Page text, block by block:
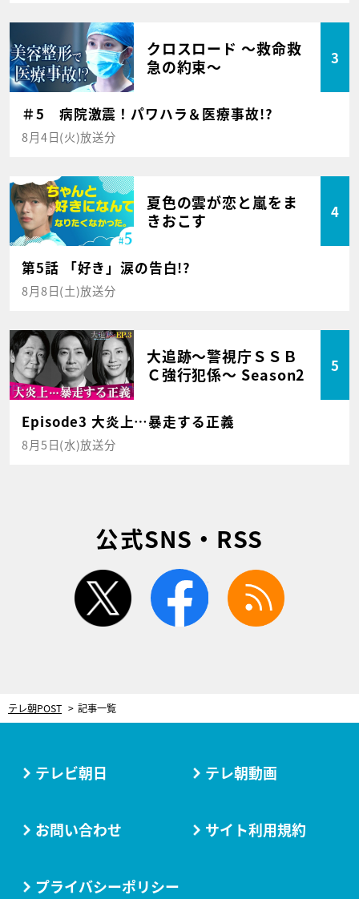
クロスロード ～救命救
急の約束～
3
＃5 病院激震！パワハラ＆医療事故!?
8月4日(火)放送分
夏色の雲が恋と嵐をま
きおこす
4
第5話 「好き」涙の告白!?
8月8日(土)放送分
大追跡～警視庁ＳＳＢ
Ｃ強行犯係～ Season2
5
Episode3 大炎上…暴走する正義
8月5日(水)放送分
公式SNS・RSS
twitter facebook
テレ朝POST 記事一覧
テレビ朝日 テレ朝動画
お問い合わせ サイト利用規約
プライバシーポリシー